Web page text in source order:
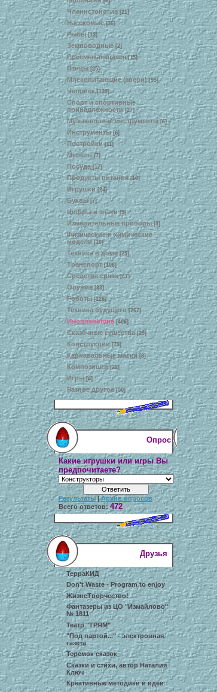
Членистоногие [21]
Насекомые [36]
Рыбы [13]
Земноводные [2]
Пресмыкающиеся [15]
Птицы [25]
Млекопитающие (звери) [95]
Человек [139]
Спорт и спортивные
принадлежности [27]
Музыкальные инструменты [6]
Инструменты [6]
Постройки [11]
Мебель [7]
Посуда [17]
Продукты питания [10]
Игрушки [24]
Буквы [7]
Цифры и знаки [5]
Измерительные приборы [3]
Физические и химические
модели [10]
Техника в доме [25]
Транспорт [106]
Средства связи [47]
Оружие [33]
Роботы [128]
Техника будущего [267]
Инопланетяне [406]
Сказочные существа [29]
Конструкции [79]
Карнавальные маски [8]
Композиции [22]
Игры [4]
Разное другое [50]
Опрос
Какие игрушки или игры Вы
предпочитаете?
Результаты|Архив опросов
Всего ответов:472
Друзья
ТерраКИД
Don't Waste - Program to enjoy
ЖизнеТворчество!
Фантазеры из ЦО "Измайлово"
№ 1811
Театр "ТРЯМ"
"Под партой..." - электронная
газета
Теремок сказок
Сказки и стихи, автор Наталия
Ключ
Креативные методики и идеи